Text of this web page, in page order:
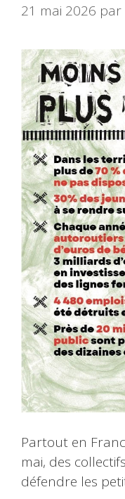
21 mai 2026 par
Partout en
mai, des
défendre les